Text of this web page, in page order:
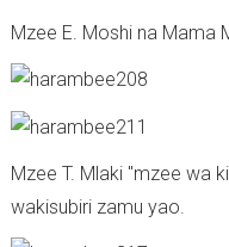
Mzee E. Moshi na Mama
Mzee T. Mlaki "mzee wa
wakisubiri zamu yao.